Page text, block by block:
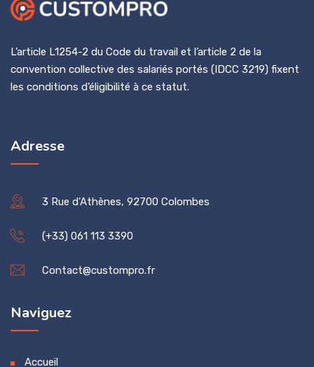
L’article L1254-2 du Code du travail et l’article 2 de la
convention collective des salariés portés (IDCC 3219) fixent
les conditions d’éligibilité à ce statut.
Adresse
3 Rue d'Athènes, 92700 Colombes
(+33) 061 113 3390
Contact@custompro.fr
Naviguez
Accueil